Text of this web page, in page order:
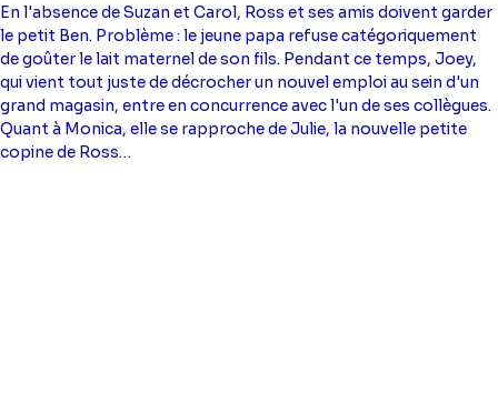
En l'absence de Suzan et Carol, Ross et ses amis doivent garder
le petit Ben. Problème : le jeune papa refuse catégoriquement
de goûter le lait maternel de son fils. Pendant ce temps, Joey,
qui vient tout juste de décrocher un nouvel emploi au sein d'un
grand magasin, entre en concurrence avec l'un de ses collègues.
Quant à Monica, elle se rapproche de Julie, la nouvelle petite
copine de Ross…